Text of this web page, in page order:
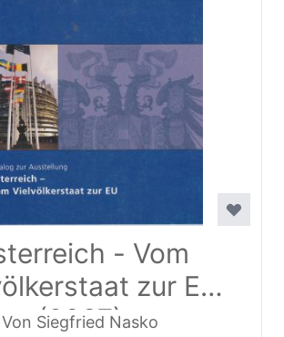
- Vom
zur EU
(2007)
Von Siegfried Nasko